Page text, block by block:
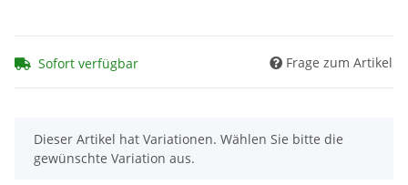
Sofort verfügbar Frage zum Artikel
x
Dieser Artikel hat Variationen. Wählen Sie bitte die
gewünschte Variation aus.